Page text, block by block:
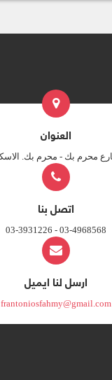
العنوان
اتصل بنا
03-4968568 - 03-3931226
ارسل لنا ايميل
frantoniosfahmy@gmail.com